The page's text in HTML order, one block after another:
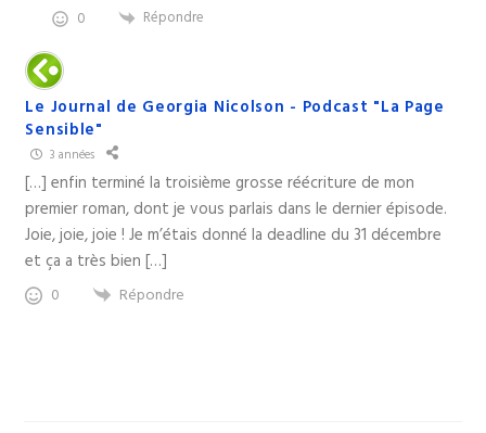
0 Répondre
Le Journal de Georgia Nicolson - Podcast "La Page
Sensible"
3 années
[…] enfin terminé la troisième grosse réécriture de mon
premier roman, dont je vous parlais dans le dernier épisode.
Joie, joie, joie ! Je m’étais donné la deadline du 31 décembre
et ça a très bien […]
0 Répondre